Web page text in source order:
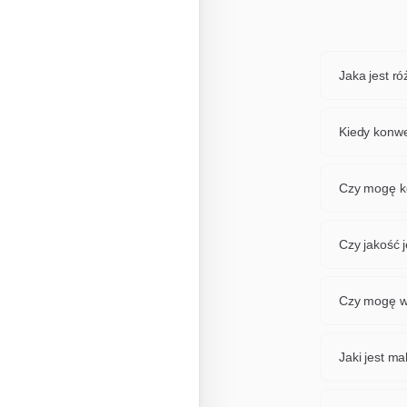
Jaka jest
Kiedy
Czy mogę
Czy jakość
Czy mogę
Wystarczy
Jaki jest